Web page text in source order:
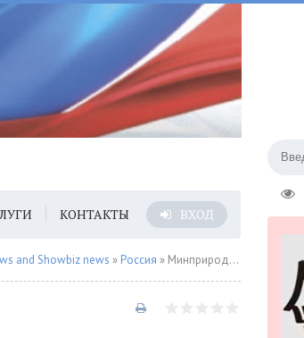
КОНТАКТЫ ВХОД
and Showbiz news » Россия » Минприроды России усиливает развитие круизного туризма на заповедных территориях